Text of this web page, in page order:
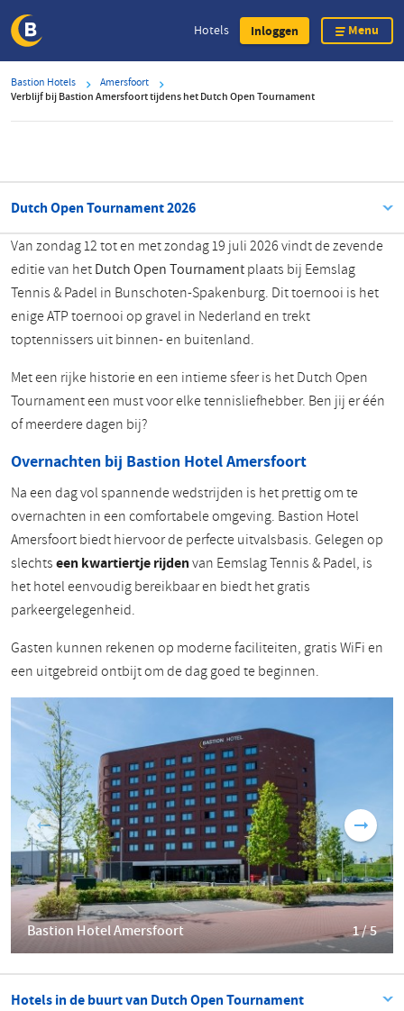
en
naar
gaan
Hotels Inloggen Menu
Bastion Hotels
Amersfoort
Verblijf bij Bastion Amersfoort tijdens het Dutch Open Tournament
Dutch Open Tournament 2026
Van zondag 12 tot en met zondag 19 juli 2026 vindt de zevende
editie van hetDutch Open Tournamentplaats bij Eemslag
Tennis & Padel in Bunschoten-Spakenburg. Dit toernooi is het
enige ATP toernooi op gravel in Nederland en trekt
toptennissers uit binnen- en buitenland.
Met een rijke historie en een intieme sfeer is het Dutch Open
Tournament een must voor elke tennisliefhebber. Ben jij er één
of meerdere dagen bij?
Overnachten bij Bastion Hotel Amersfoort
Na een dag vol spannende wedstrijden is het prettig om te
overnachten in een comfortabele omgeving. Bastion Hotel
Amersfoort biedt hiervoor de perfecte uitvalsbasis. Gelegen op
slechtseen kwartiertje rijdenvan Eemslag Tennis & Padel, is
het hotel eenvoudig bereikbaar en biedt het gratis
parkeergelegenheid.
Gasten kunnen rekenen op moderne faciliteiten, gratis WiFi en
een uitgebreid ontbijt om de dag goed te beginnen.
Bastion Hotel Amersfoort 1 / 5
Hotels in de buurt van Dutch Open Tournament